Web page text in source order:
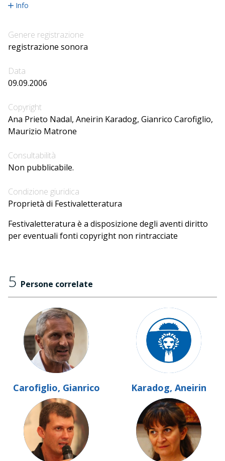
Info
Genere registrazione
registrazione sonora
Data
09.09.2006
Copyright
Ana Prieto Nadal, Aneirin Karadog, Gianrico Carofiglio,
Maurizio Matrone
Consultabilità
Non pubblicabile.
Condizione giuridica
Proprietà di Festivaletteratura
Festivaletteratura è a disposizione degli aventi diritto
per eventuali fonti copyright non rintracciate
5 Persone correlate
Carofiglio, Gianrico Karadog, Aneirin